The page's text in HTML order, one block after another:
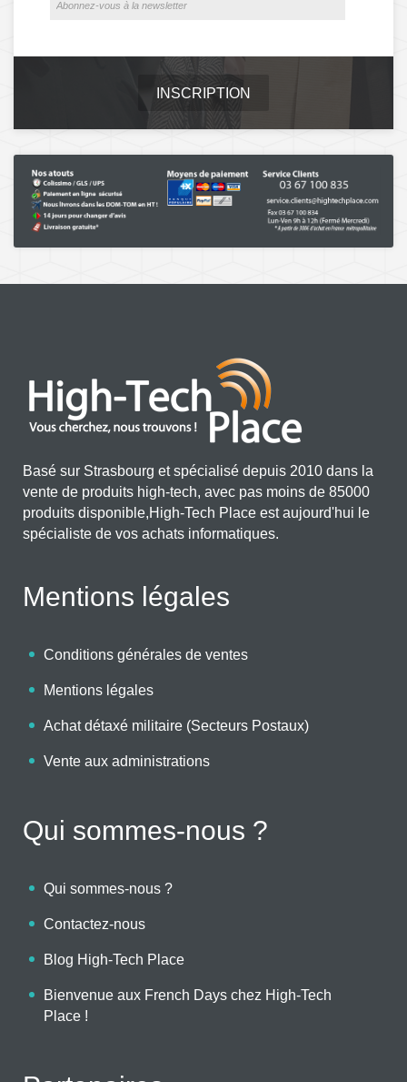
INSCRIPTION
Basé sur Strasbourg et spécialisé depuis 2010 dans la
vente de produits high-tech, avec pas moins de 85000
produits disponible,High-Tech Place est aujourd'hui le
spécialiste de vos achats informatiques.
Mentions légales
Conditions générales de ventes
Mentions légales
Achat détaxé militaire (Secteurs Postaux)
Vente aux administrations
Qui sommes-nous ?
Qui sommes-nous ?
Contactez-nous
Blog High-Tech Place
Bienvenue aux French Days chez High-Tech
Place !